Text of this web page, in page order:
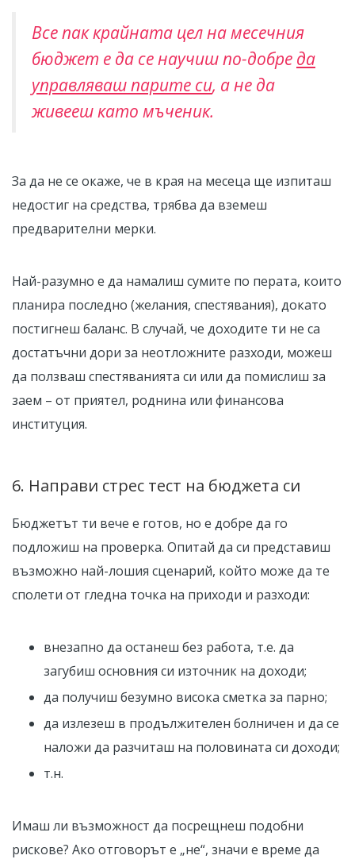
Все пак крайната цел на месечния
бюджет е да се научиш по-добре да
управляваш парите си, а не да
живееш като мъченик.
За да не се окаже, че в края на месеца ще изпиташ
недостиг на средства, трябва да вземеш
предварителни мерки.
Най-разумно е да намалиш сумите по перата, които
планира последно (желания, спестявания), докато
постигнеш баланс. В случай, че доходите ти не са
достатъчни дори за неотложните разходи, можеш
да ползваш спестяванията си или да помислиш за
заем – от приятел, роднина или финансова
институция.
6. Направи стрес тест на бюджета си
Бюджетът ти вече е готов, но е добре да го
подложиш на проверка. Опитай да си представиш
възможно най-лошия сценарий, който може да те
сполети от гледна точка на приходи и разходи:
внезапно да останеш без работа, т.е. да
загубиш основния си източник на доходи;
да получиш безумно висока сметка за парно;
да излезеш в продължителен болничен и да се
наложи да разчиташ на половината си доходи;
т.н.
Имаш ли възможност да посрещнеш подобни
рискове? Ако отговорът е „не“, значи е време да